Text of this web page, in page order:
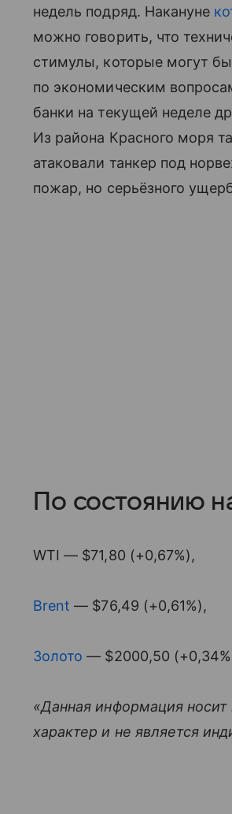
недель подряд. Накануне
можно говорить, что
стимулы, которые могут
по экономическим
банки на текущей неделе
Из района Красного моря
атаковали танкер под
пожар, но серьёзного
По состоянию
WTI — $71,80 (+0,67%),
Brent — $76,49 (+0,61%),
Золото — $2000,50
«Данная информация
характер и не является